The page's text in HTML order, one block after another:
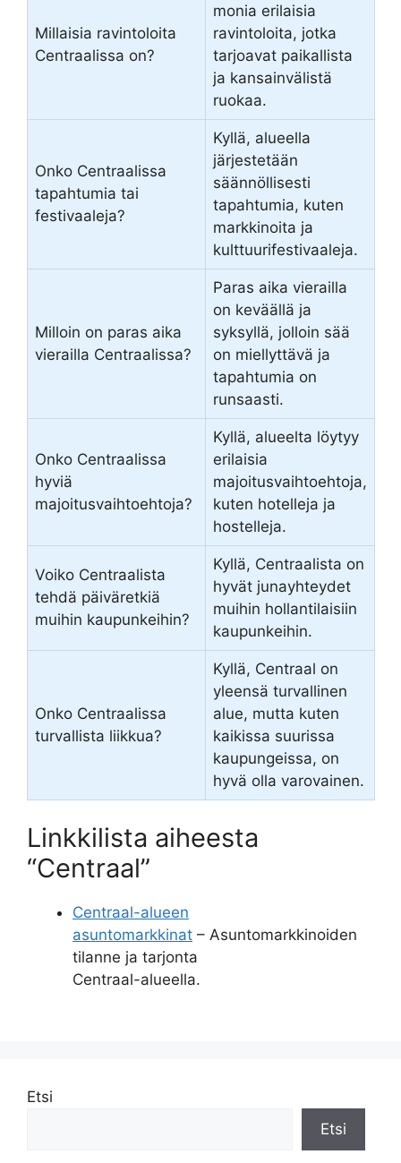
Millaisia ravintoloita
Centraalissa on?
monia erilaisia
ravintoloita, jotka
tarjoavat paikallista
ja kansainvälistä
ruokaa.
Onko Centraalissa
tapahtumia tai
festivaaleja?
Kyllä, alueella
järjestetään
säännöllisesti
tapahtumia, kuten
markkinoita ja
kulttuurifestivaaleja.
Milloin on paras aika
vierailla Centraalissa?
Paras aika vierailla
on keväällä ja
syksyllä, jolloin sää
on miellyttävä ja
tapahtumia on
runsaasti.
Onko Centraalissa
hyviä
majoitusvaihtoehtoja?
Kyllä, alueelta löytyy
erilaisia
majoitusvaihtoehtoja,
kuten hotelleja ja
hostelleja.
Voiko Centraalista
tehdä päiväretkiä
muihin kaupunkeihin?
Kyllä, Centraalista on
hyvät junayhteydet
muihin hollantilaisiin
kaupunkeihin.
Onko Centraalissa
turvallista liikkua?
Kyllä, Centraal on
yleensä turvallinen
alue, mutta kuten
kaikissa suurissa
kaupungeissa, on
hyvä olla varovainen.
Linkkilista aiheesta
“Centraal”
Centraal-alueen
asuntomarkkinat – Asuntomarkkinoiden
tilanne ja tarjonta
Centraal-alueella.
Etsi
Etsi